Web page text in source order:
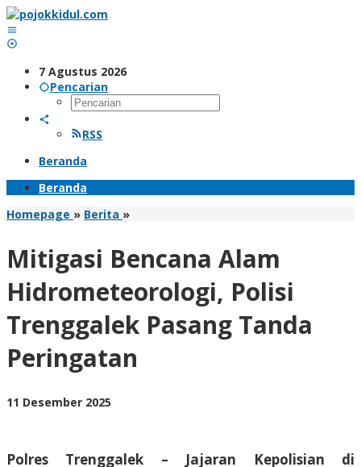
Lewati
ke
konten
7 Agustus 2026
Pencarian
RSS
Beranda
Beranda
Homepage » Berita »Mitigasi
Hidrometeorologi,
Trenggalek
Pasang
Tanda
Peringatan
Mitigasi Bencana Alam
Hidrometeorologi, Polisi
Trenggalek Pasang Tanda
Peringatan
11 Desember 2025
Polres Trenggalek – Jajaran Kepolisian di